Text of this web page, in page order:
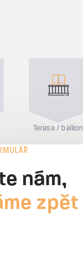
Terasa / balkon
nám,
zpět